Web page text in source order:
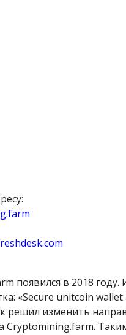
появился в 2018
«Secure unitcoin
изменить
Cryptomining.farm.